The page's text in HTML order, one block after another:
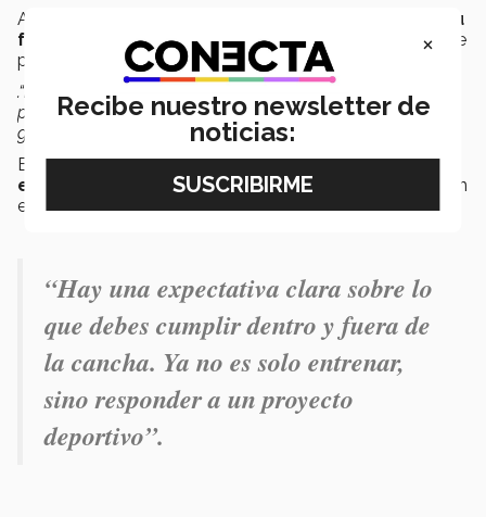
A lo largo de ese proceso,
el acompañamiento de su
familia y del equipo médicofue un factor importante
para su recuperación
.“Hubo momentos en los que pensé en dejar el deporte,
pero el apoyo constante me permitió continuar y regresar
gradualmente a la cancha”,explicó.
Estas experiencias, señaló, influyeron en suforma de
enfrentar retos
tanto en el ámbito deportivo como en
el profesional.
“Hay una expectativa clara sobre lo
que debes cumplir dentro y fuera de
la cancha. Ya no es solo entrenar,
sino responder a un proyecto
deportivo”.
×
Recibe nuestro newsletter de
noticias: